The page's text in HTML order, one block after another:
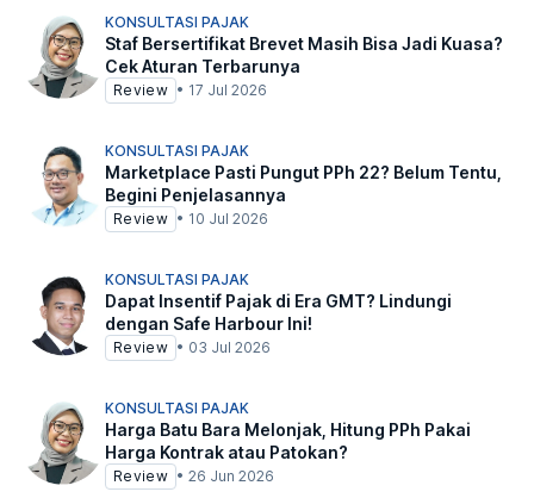
KONSULTASI PAJAK
Staf Bersertifikat Brevet Masih Bisa Jadi Kuasa?
Cek Aturan Terbarunya
Review • 17 Jul 2026
KONSULTASI PAJAK
Marketplace Pasti Pungut PPh 22? Belum Tentu,
Begini Penjelasannya
Review • 10 Jul 2026
KONSULTASI PAJAK
Dapat Insentif Pajak di Era GMT? Lindungi
dengan Safe Harbour Ini!
Review • 03 Jul 2026
KONSULTASI PAJAK
Harga Batu Bara Melonjak, Hitung PPh Pakai
Harga Kontrak atau Patokan?
Review • 26 Jun 2026